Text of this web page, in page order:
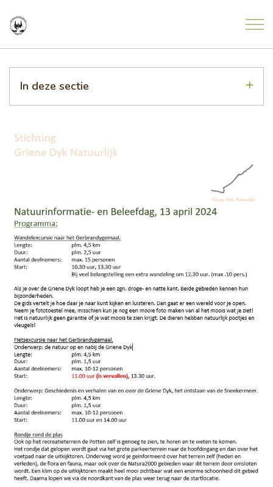
Home
Nieuws
Meldingen uit de natuur
Project Freonen fan de Greide
Contact
Nazorg en broedzorg
Vogelwacht
Help mee
Lid worden
In deze sectie